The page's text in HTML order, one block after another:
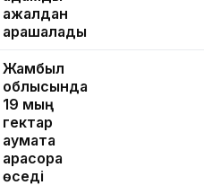
ажалдан
арашалады
Жамбыл
облысында
19 мың
гектар
аумақта
қарасора
өседі